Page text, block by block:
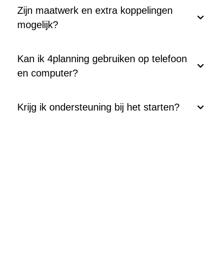
Zijn maatwerk en extra koppelingen
mogelijk?
Kan ik 4planning gebruiken op telefoon
en computer?
Krijg ik ondersteuning bij het starten?